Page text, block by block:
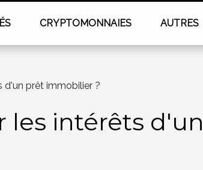
CRYPTOMONNAIES AUTRES
d'un prêt immobilier ?
les intérêts